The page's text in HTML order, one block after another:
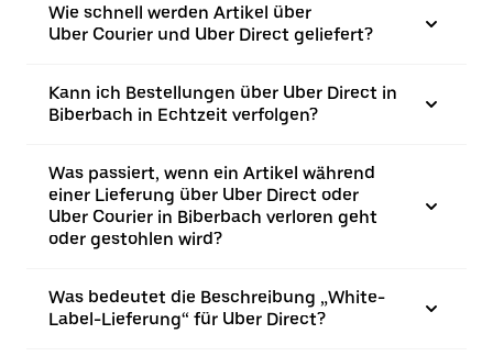
Wie schnell werden Artikel über
Uber Courier und Uber Direct geliefert?
Kann ich Bestellungen über Uber Direct in
Biberbach in Echtzeit verfolgen?
Was passiert, wenn ein Artikel während
einer Lieferung über Uber Direct oder
Uber Courier in Biberbach verloren geht
oder gestohlen wird?
Was bedeutet die Beschreibung „White-
Label-Lieferung“ für Uber Direct?